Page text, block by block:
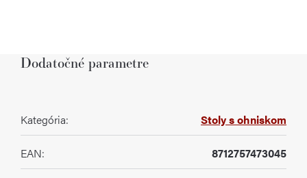
Dodatočné parametre
Kategória: Stoly s ohniskom
EAN: 8712757473045